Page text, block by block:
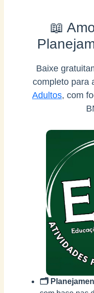
📖
Baixe
completo para
Adultos, com
🗂️